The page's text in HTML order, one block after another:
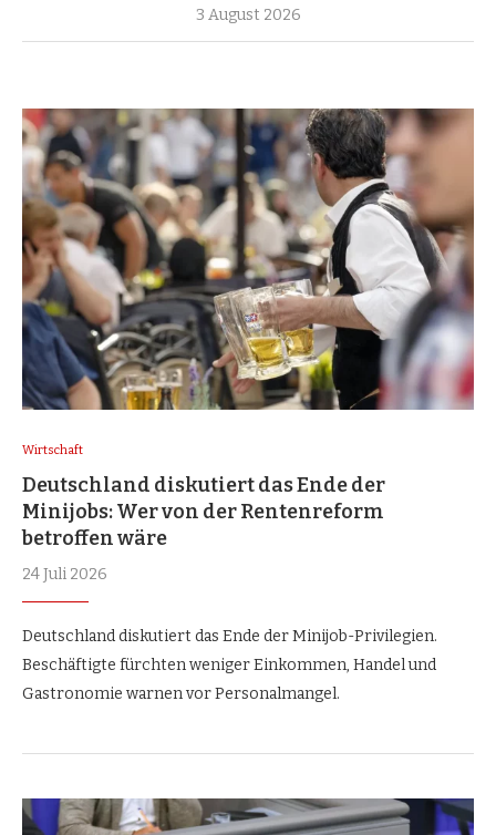
3 August 2026
Wirtschaft
Deutschland diskutiert das Ende der
Minijobs: Wer von der Rentenreform
betroffen wäre
24 Juli 2026
Deutschland diskutiert das Ende der Minijob-Privilegien.
Beschäftigte fürchten weniger Einkommen, Handel und
Gastronomie warnen vor Personalmangel.